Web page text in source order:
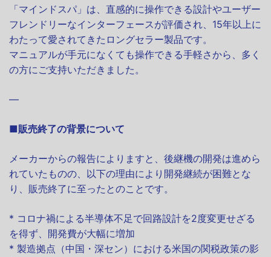
「マインドスパ」は、直感的に操作できる設計やユーザー
フレンドリーなインターフェースが評価され、15年以上に
わたって愛されてきたロングセラー製品です。
マニュアルが手元になくても操作できる手軽さから、多く
の方にご支持いただきました。
—
■販売終了の背景について
メーカーからの報告によりますと、後継機の開発は進めら
れていたものの、以下の理由により開発継続が困難とな
り、販売終了に至ったとのことです。
* コロナ禍による半導体不足で回路設計を2度変更せざる
を得ず、開発費が大幅に増加
* 製造拠点（中国・深セン）における米国の関税政策の影